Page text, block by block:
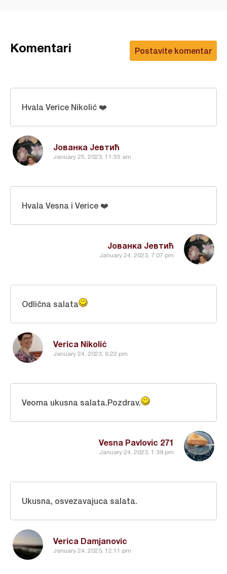
Postavite komentar
Komentari
Јованка Јевтић
January 25, 2023, 11:55 am
Hvala Verice Nikolić ❤️
Јованка Јевтић
January 24, 2023, 7:07 pm
Hvala Vesna i Verice ❤️
Verica Nikolić
January 24, 2023, 6:22 pm
Odlična salata
Vesna Pavlovic 271
January 24, 2023, 1:39 pm
Veoma ukusna salata.Pozdrav.
Verica Damjanovic
January 24, 2023, 12:11 pm
Ukusna, osvezavajuca salata.